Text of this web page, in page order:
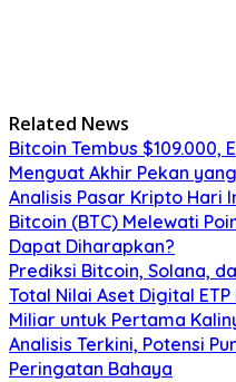
Related News
Bitcoin Tembus $109.000,
Menguat Akhir Pekan
Analisis Pasar Kripto Hari
Bitcoin (BTC) Melewati
Dapat Diharapkan?
Prediksi Bitcoin, Solana,
Total Nilai Aset Digital
Miliar untuk Pertama
Analisis Terkini, Potensi
Peringatan Bahaya